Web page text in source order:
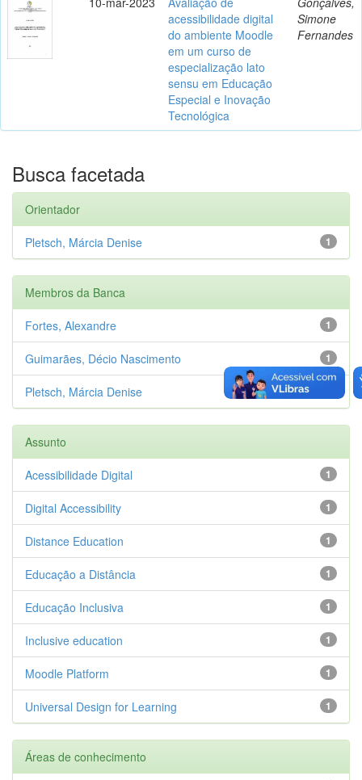
acessibilidade digital
do ambiente Moodle
em um curso de
especialização lato
sensu em Educação
Especial e Inovação
Tecnológica
Simone
Fernandes
Busca facetada
Orientador
1
Pletsch, Márcia Denise
Membros da Banca
1
Fortes, Alexandre
1
Guimarães, Décio Nascimento
Pletsch, Márcia Denise
Assunto
1
Acessibilidade Digital
1
Digital Accessibility
1
Distance Education
1
Educação a Distância
1
Educação Inclusiva
1
Inclusive education
1
Moodle Platform
1
Universal Design for Learning
Áreas de conhecimento